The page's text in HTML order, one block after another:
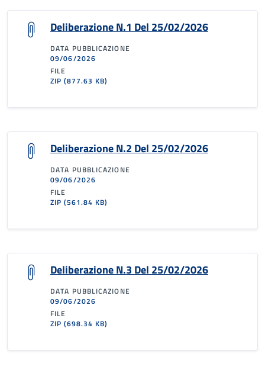
Deliberazione N.1 Del 25/02/2026
DATA PUBBLICAZIONE
09/06/2026
FILE
ZIP(877.63 KB)
Deliberazione N.2 Del 25/02/2026
DATA PUBBLICAZIONE
09/06/2026
FILE
ZIP(561.84 KB)
Deliberazione N.3 Del 25/02/2026
DATA PUBBLICAZIONE
09/06/2026
FILE
ZIP(698.34 KB)